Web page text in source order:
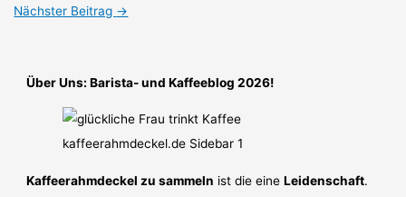
Nächster Beitrag →
Über Uns: Barista- und Kaffeeblog 2026!
Kaffeerahmdeckel zu sammeln ist die eineLeidenschaft.